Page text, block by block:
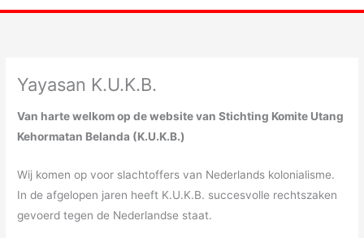
Yayasan K.U.K.B.
Van harte welkom op de website van Stichting Komite Utang
Kehormatan Belanda (K.U.K.B.)
Wij komen op voor slachtoffers van Nederlands kolonialisme.
In de afgelopen jaren heeft K.U.K.B. succesvolle rechtszaken
gevoerd tegen de Nederlandse staat.